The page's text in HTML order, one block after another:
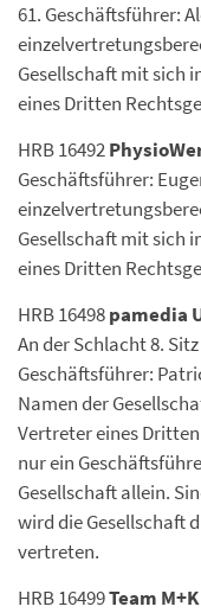
61. Geschäftsführer:
Gesellschaft mit sich
eines Dritten
HRB 16492
Geschäftsführer:
Gesellschaft mit sich
eines Dritten
HRB 16498pamedia
An der Schlacht 8.
Geschäftsführer:
Namen der
Vertreter eines
nur ein
Gesellschaft allein.
wird die Gesellschaft
vertreten.
HRB 16499Team